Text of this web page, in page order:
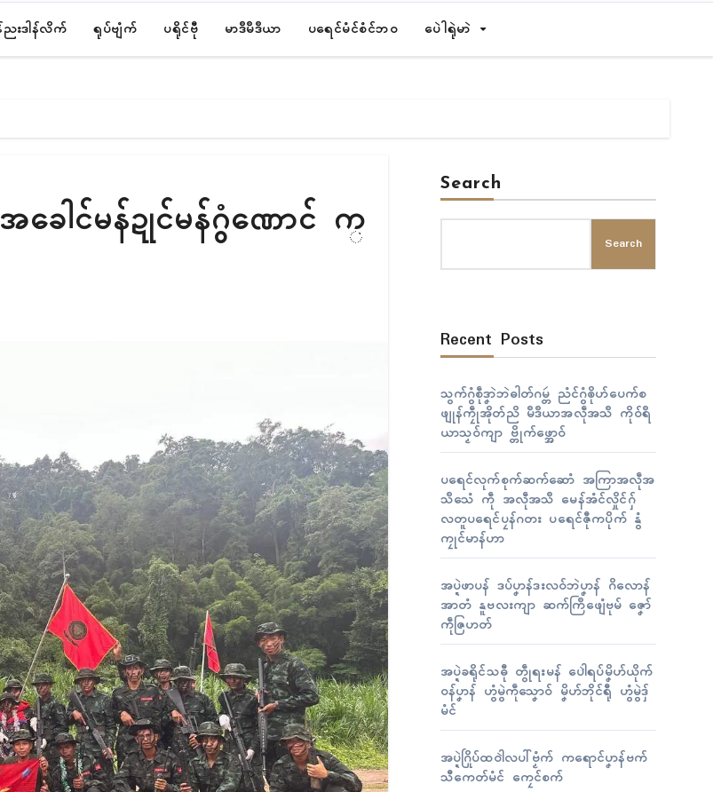
ညးဒါန်လိက် ရုပ်ဗျံက် ပရိုၚ်ဗီု မာဒဳမဳဒဳယာ ပရေၚ်မံၚ်စံၚ်ဘဝ ပေဲါရုဲမာဲ
ေါၚ်မန်ဍုၚ်မန်ဂွံဏောၚ် က္
Search
Search
Recent Posts
သွက်ဂွံစဵုဒၞာဲဘဲဓါတ်ဂမ္တဴ ညံၚ်ဂွံၜိုဟ်ပေက်စ
ဖျုန်ကၠဵုအိုတ်ညိ မဳဒဳယာအလဵုအသဳ ကိုဝ်ရဳ
ယာသၟဝ်ကျာ ဗ္တိုက်ဖ္အောဝ်
ပရေၚ်လုက်စုက်ဆက်ဆောံ အကြာအလဵုအ
သဳသေံ ကဵု အလဵုအသဳ မေန်အံၚ်လှိုၚ်ဂှ်
လတူပရေၚ်ပၠန်ဂတး ပရေၚ်ဇီုကပိုက် နွံ
ကၠုၚ်မာန်ဟာ
အပ္ဍဲဖာပန် ဒပ်ပၞာန်ဒးလဝ်ဘဲပၞာန် ဂိလောန်
အာတံ နူဗလးကျာ ဆက်ကြဳဖျေံဗုမ် ဇၞော်
ကဵုဇြဟတ်
အပ္ဍဲခရိုၚ်သဓီု တွဵုရးမန် ပေါဲရပ်မၞိဟ်ယိုက်
ဝန်ပၞာန် ဟွံမွဲကဵုသၞောဝ် မၞိဟ်ဘိုၚ်ရီု ဟွံမွဲဒှ်
မံၚ်
အပ္ဍဲဂြိုပ်ထဝါဲလပါ်ဗၟံက် ကရောၚ်ပၞာန်ဗက်
သီကေတ်မံၚ် ကၠေၚ်စက်